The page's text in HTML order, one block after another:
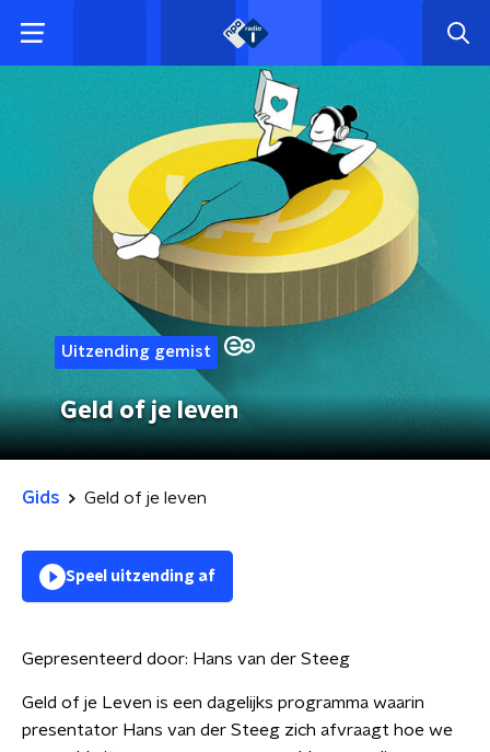
Uitzending gemist
Geld of je leven
Gids Geld of je leven
Speel uitzending af
Gepresenteerd door: Hans van der Steeg
Geld of je Leven is een dagelijks programma waarin
presentator Hans van der Steeg zich afvraagt hoe we